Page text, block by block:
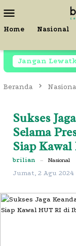
ke
kontenMobile
Home Nasional
Jangan
Dipenjara,
Beranda
Sukses
Selama
Siap
brilian – Nasional
Jumat, 2 Agu 2024